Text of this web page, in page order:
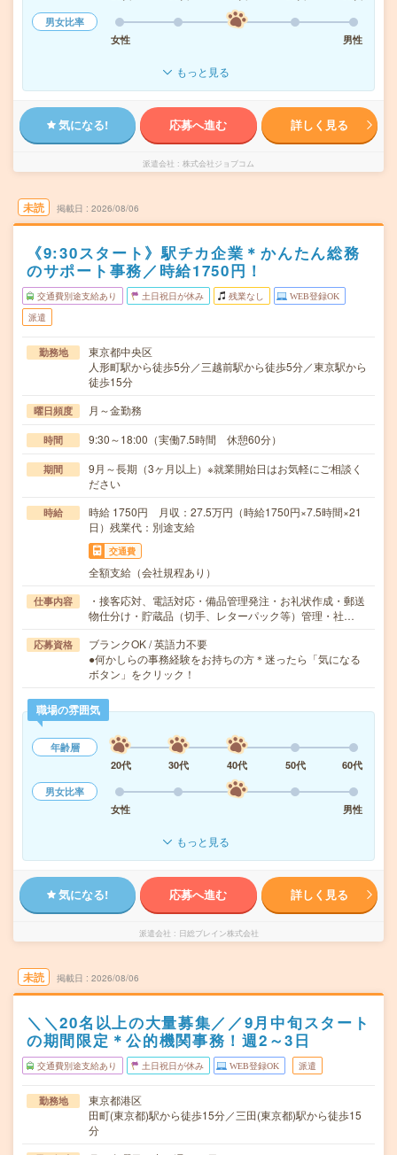
男女比率
女性
男性
もっと見る
気になる! 応募へ進む 詳しく見る
派遣会社 株式会社ジョブコム
未読 掲載日 2026/08/06
《9:30スタート》駅チカ企業＊かんたん総務
のサポート事務／時給1750円！
交通費別途支給あり 土日祝日が休み 残業なし WEB登録OK
派遣
勤務地
東京都中央区
人形町駅から徒歩5分／三越前駅から徒歩5分／東京駅から
徒歩15分
曜日頻度 月～金勤務
時間 9:30～18:00（実働7.5時間 休憩60分）
期間
9月～長期（3ヶ月以上）※就業開始日はお気軽にご相談く
ださい
時給
時給 1750円 月収：27.5万円（時給1750円×7.5時間×21
日）残業代：別途支給
交通費
全額支給（会社規程あり）
仕事内容
・接客応対、電話対応・備品管理発注・お礼状作成・郵送
物仕分け・貯蔵品（切手、レターパック等）管理・社…
応募資格
ブランクOK / 英語力不要
●何かしらの事務経験をお持ちの方＊迷ったら「気になる
ボタン」をクリック！
職場の雰囲気
年齢層
20代
30代 40代 50代
60代
男女比率
女性
男性
もっと見る
気になる! 応募へ進む 詳しく見る
派遣会社 日総ブレイン株式会社
未読 掲載日 2026/08/06
＼＼20名以上の大量募集／／9月中旬スタート
の期間限定＊公的機関事務！週2～3日
交通費別途支給あり 土日祝日が休み WEB登録OK 派遣
勤務地
東京都港区
田町(東京都)駅から徒歩15分／三田(東京都)駅から徒歩15
分